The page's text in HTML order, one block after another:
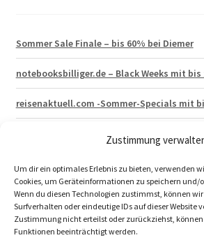
Zustimmung
Um dir ein optimales Erlebnis zu bieten, verwenden
Cookies, um Geräteinformationen zu speichern und/
Wenn du diesen Technologien zustimmst, können
Surfverhalten oder eindeutige IDs auf dieser Website
Zustimmung nicht erteilst oder zurückziehst,
Funktionen beeinträchtigt werden.
Sommer Sale Finale – bis 60% bei Diemer
notebooksbilliger.de – Black Weeks mit bis
reisenaktuell.com -Sommer-Specials mit